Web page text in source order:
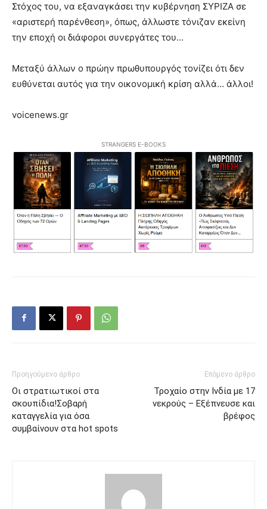
Στόχος του, να εξαναγκάσει την κυβέρνηση ΣΥΡΙΖΑ σε
«αριστερή παρένθεση», όπως, άλλωστε τόνιζαν εκείνη
την εποχή οι διάφοροι συνεργάτες του…
Μεταξύ άλλων ο πρώην πρωθυπουργός τονίζει ότι δεν
ευθύνεται αυτός για την οικονομική κρίση αλλά… άλλοι!
voicenews.gr
STRANGERS E-BOOKS
Προηγούμενο άρθρο
Οι στρατιωτικοί στα
σκουπίδια!Σοβαρή
καταγγελία για όσα
συμβαίνουν στα hot spots
Επόμενο άρθρο
Τροχαίο στην Ινδία με 17
νεκρούς – Εξέπνευσε και
βρέφος